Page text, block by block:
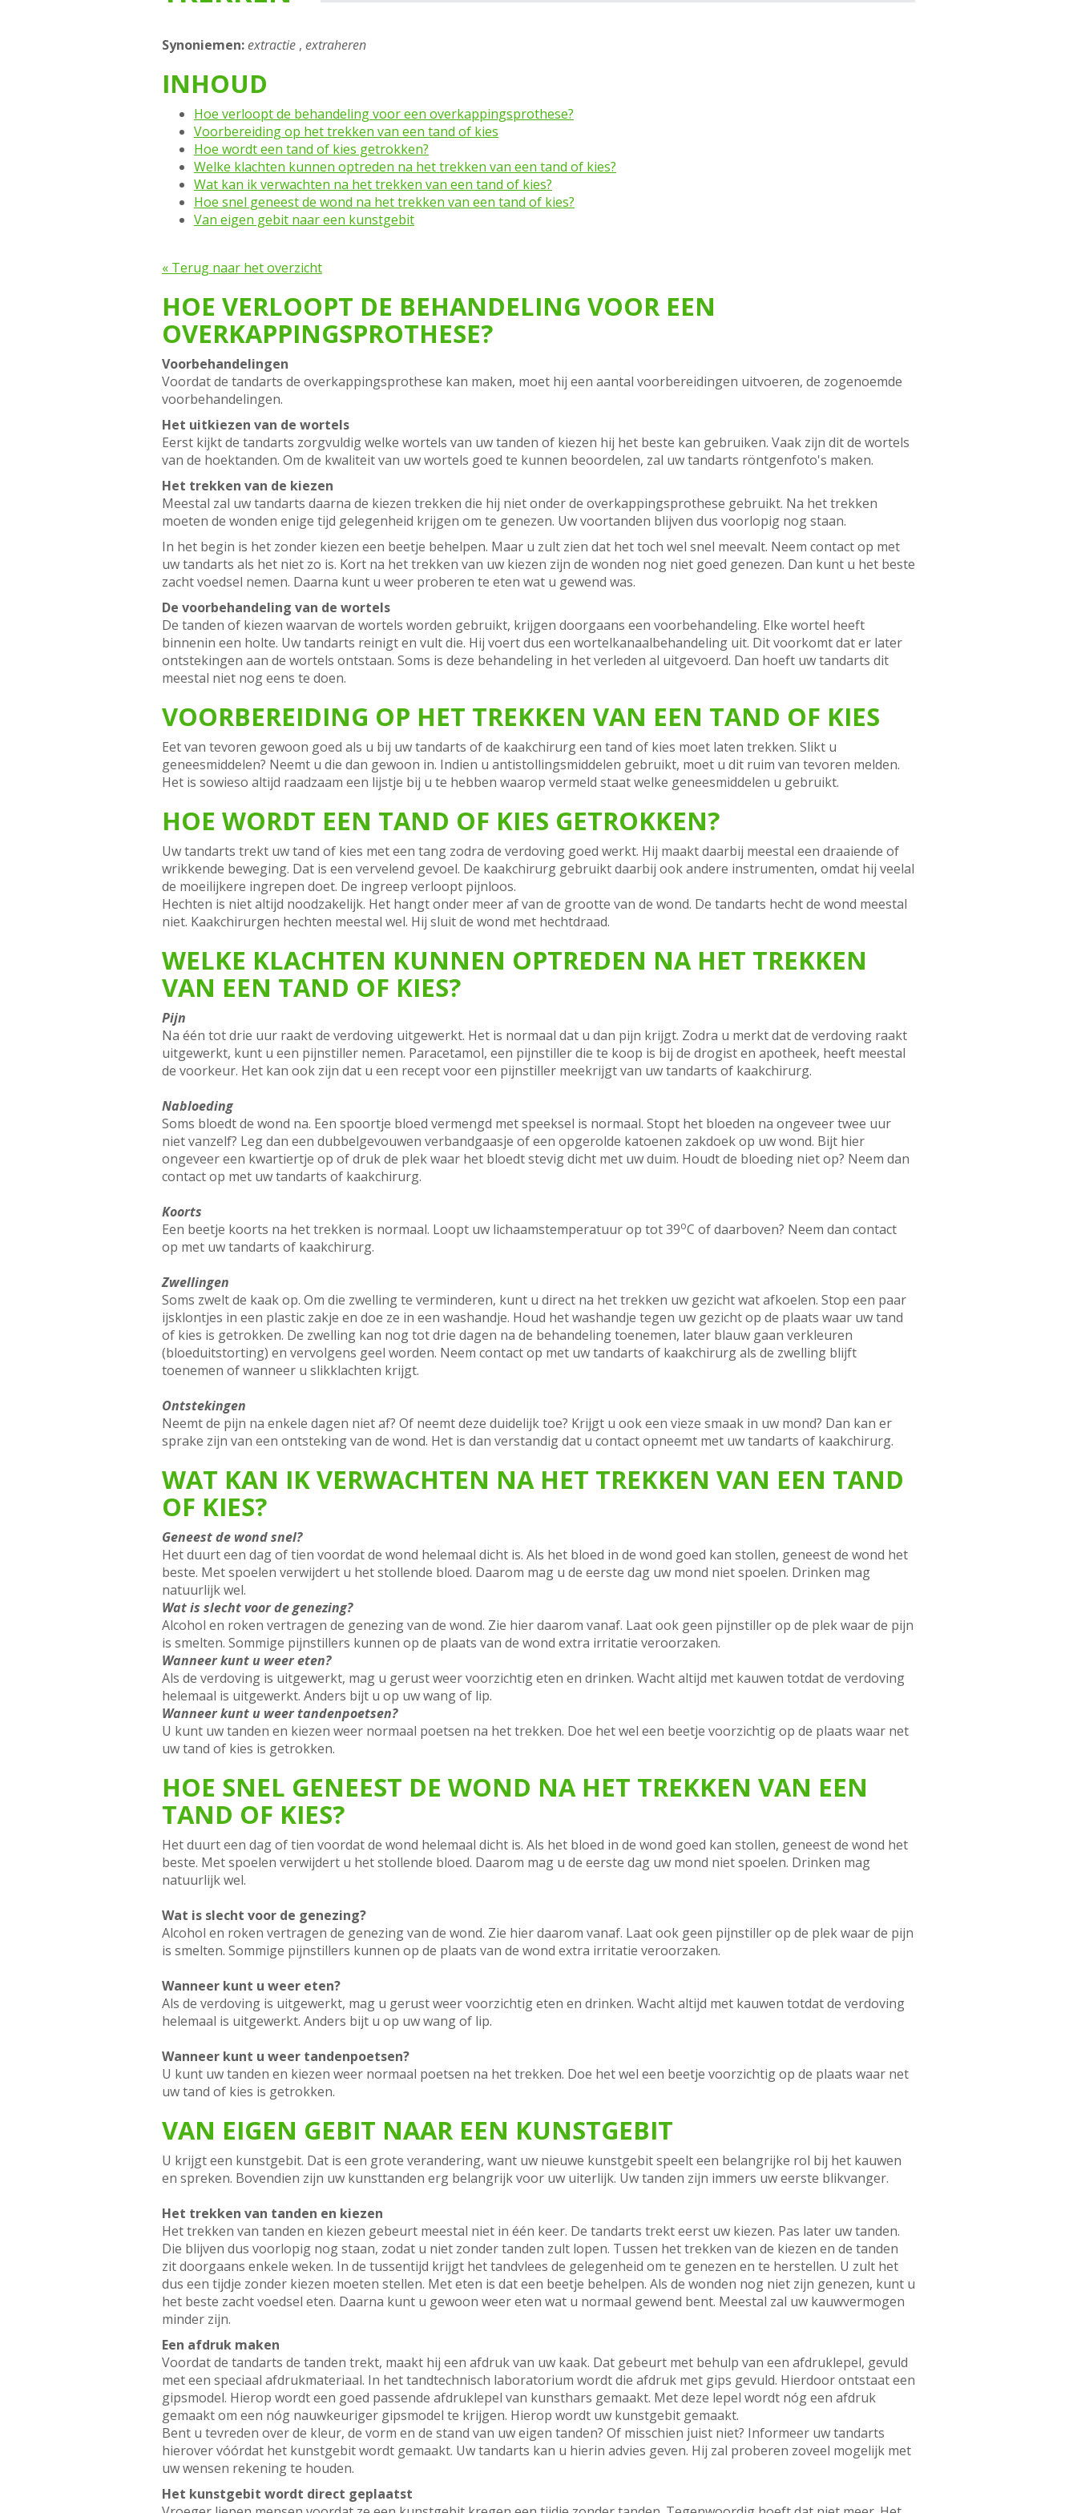
Synoniemen:extractie , extraheren
INHOUD
Hoe verloopt de behandeling voor een overkappingsprothese?
Voorbereiding op het trekken van een tand of kies
Hoe wordt een tand of kies getrokken?
Welke klachten kunnen optreden na het trekken van een tand of kies?
Wat kan ik verwachten na het trekken van een tand of kies?
Hoe snel geneest de wond na het trekken van een tand of kies?
Van eigen gebit naar een kunstgebit
« Terug naar het overzicht
HOE VERLOOPT DE BEHANDELING VOOR EEN
OVERKAPPINGSPROTHESE?
Voorbehandelingen
Voordat de tandarts de overkappingsprothese kan maken, moet hij een aantal voorbereidingen uitvoeren, de zogenoemde
voorbehandelingen.
Het uitkiezen van de wortels
Eerst kijkt de tandarts zorgvuldig welke wortels van uw tanden of kiezen hij het beste kan gebruiken. Vaak zijn dit de wortels
van de hoektanden. Om de kwaliteit van uw wortels goed te kunnen beoordelen, zal uw tandarts röntgenfoto's maken.
Het trekken van de kiezen
Meestal zal uw tandarts daarna de kiezen trekken die hij niet onder de overkappingsprothese gebruikt. Na het trekken
moeten de wonden enige tijd gelegenheid krijgen om te genezen. Uw voortanden blijven dus voorlopig nog staan.
In het begin is het zonder kiezen een beetje behelpen. Maar u zult zien dat het toch wel snel meevalt. Neem contact op met
uw tandarts als het niet zo is. Kort na het trekken van uw kiezen zijn de wonden nog niet goed genezen. Dan kunt u het beste
zacht voedsel nemen. Daarna kunt u weer proberen te eten wat u gewend was.
De voorbehandeling van de wortels
De tanden of kiezen waarvan de wortels worden gebruikt, krijgen doorgaans een voorbehandeling. Elke wortel heeft
binnenin een holte. Uw tandarts reinigt en vult die. Hij voert dus een wortelkanaalbehandeling uit. Dit voorkomt dat er later
ontstekingen aan de wortels ontstaan. Soms is deze behandeling in het verleden al uitgevoerd. Dan hoeft uw tandarts dit
meestal niet nog eens te doen.
VOORBEREIDING OP HET TREKKEN VAN EEN TAND OF KIES
Eet van tevoren gewoon goed als u bij uw tandarts of de kaakchirurg een tand of kies moet laten trekken. Slikt u
geneesmiddelen? Neemt u die dan gewoon in. Indien u antistollingsmiddelen gebruikt, moet u dit ruim van tevoren melden.
Het is sowieso altijd raadzaam een lijstje bij u te hebben waarop vermeld staat welke geneesmiddelen u gebruikt.
HOE WORDT EEN TAND OF KIES GETROKKEN?
Uw tandarts trekt uw tand of kies met een tang zodra de verdoving goed werkt. Hij maakt daarbij meestal een draaiende of
wrikkende beweging. Dat is een vervelend gevoel. De kaakchirurg gebruikt daarbij ook andere instrumenten, omdat hij veelal
de moeilijkere ingrepen doet. De ingreep verloopt pijnloos.
Hechten is niet altijd noodzakelijk. Het hangt onder meer af van de grootte van de wond. De tandarts hecht de wond meestal
niet. Kaakchirurgen hechten meestal wel. Hij sluit de wond met hechtdraad.
WELKE KLACHTEN KUNNEN OPTREDEN NA HET TREKKEN
VAN EEN TAND OF KIES?
Pijn
Na één tot drie uur raakt de verdoving uitgewerkt. Het is normaal dat u dan pijn krijgt. Zodra u merkt dat de verdoving raakt
uitgewerkt, kunt u een pijnstiller nemen. Paracetamol, een pijnstiller die te koop is bij de drogist en apotheek, heeft meestal
de voorkeur. Het kan ook zijn dat u een recept voor een pijnstiller meekrijgt van uw tandarts of kaakchirurg.
Nabloeding
Soms bloedt de wond na. Een spoortje bloed vermengd met speeksel is normaal. Stopt het bloeden na ongeveer twee uur
niet vanzelf? Leg dan een dubbelgevouwen verbandgaasje of een opgerolde katoenen zakdoek op uw wond. Bijt hier
ongeveer een kwartiertje op of druk de plek waar het bloedt stevig dicht met uw duim. Houdt de bloeding niet op? Neem dan
contact op met uw tandarts of kaakchirurg.
Koorts
Een beetje koorts na het trekken is normaal. Loopt uw lichaamstemperatuur op tot 39oC of daarboven? Neem dan contact
op met uw tandarts of kaakchirurg.
Zwellingen
Soms zwelt de kaak op. Om die zwelling te verminderen, kunt u direct na het trekken uw gezicht wat afkoelen. Stop een paar
ijsklontjes in een plastic zakje en doe ze in een washandje. Houd het washandje tegen uw gezicht op de plaats waar uw tand
of kies is getrokken. De zwelling kan nog tot drie dagen na de behandeling toenemen, later blauw gaan verkleuren
(bloeduitstorting) en vervolgens geel worden. Neem contact op met uw tandarts of kaakchirurg als de zwelling blijft
toenemen of wanneer u slikklachten krijgt.
Ontstekingen
Neemt de pijn na enkele dagen niet af? Of neemt deze duidelijk toe? Krijgt u ook een vieze smaak in uw mond? Dan kan er
sprake zijn van een ontsteking van de wond. Het is dan verstandig dat u contact opneemt met uw tandarts of kaakchirurg.
WAT KAN IK VERWACHTEN NA HET TREKKEN VAN EEN TAND
OF KIES?
Geneest de wond snel?
Het duurt een dag of tien voordat de wond helemaal dicht is. Als het bloed in de wond goed kan stollen, geneest de wond het
beste. Met spoelen verwijdert u het stollende bloed. Daarom mag u de eerste dag uw mond niet spoelen. Drinken mag
natuurlijk wel.
Wat is slecht voor de genezing?
Alcohol en roken vertragen de genezing van de wond. Zie hier daarom vanaf. Laat ook geen pijnstiller op de plek waar de pijn
is smelten. Sommige pijnstillers kunnen op de plaats van de wond extra irritatie veroorzaken.
Wanneer kunt u weer eten?
Als de verdoving is uitgewerkt, mag u gerust weer voorzichtig eten en drinken. Wacht altijd met kauwen totdat de verdoving
helemaal is uitgewerkt. Anders bijt u op uw wang of lip.
Wanneer kunt u weer tandenpoetsen?
U kunt uw tanden en kiezen weer normaal poetsen na het trekken. Doe het wel een beetje voorzichtig op de plaats waar net
uw tand of kies is getrokken.
HOE SNEL GENEEST DE WOND NA HET TREKKEN VAN EEN
TAND OF KIES?
Het duurt een dag of tien voordat de wond helemaal dicht is. Als het bloed in de wond goed kan stollen, geneest de wond het
beste. Met spoelen verwijdert u het stollende bloed. Daarom mag u de eerste dag uw mond niet spoelen. Drinken mag
natuurlijk wel.
Wat is slecht voor de genezing?
Alcohol en roken vertragen de genezing van de wond. Zie hier daarom vanaf. Laat ook geen pijnstiller op de plek waar de pijn
is smelten. Sommige pijnstillers kunnen op de plaats van de wond extra irritatie veroorzaken.
Wanneer kunt u weer eten?
Als de verdoving is uitgewerkt, mag u gerust weer voorzichtig eten en drinken. Wacht altijd met kauwen totdat de verdoving
helemaal is uitgewerkt. Anders bijt u op uw wang of lip.
Wanneer kunt u weer tandenpoetsen?
U kunt uw tanden en kiezen weer normaal poetsen na het trekken. Doe het wel een beetje voorzichtig op de plaats waar net
uw tand of kies is getrokken.
VAN EIGEN GEBIT NAAR EEN KUNSTGEBIT
U krijgt een kunstgebit. Dat is een grote verandering, want uw nieuwe kunstgebit speelt een belangrijke rol bij het kauwen
en spreken. Bovendien zijn uw kunsttanden erg belangrijk voor uw uiterlijk. Uw tanden zijn immers uw eerste blikvanger.
Het trekken van tanden en kiezen
Het trekken van tanden en kiezen gebeurt meestal niet in één keer. De tandarts trekt eerst uw kiezen. Pas later uw tanden.
Die blijven dus voorlopig nog staan, zodat u niet zonder tanden zult lopen. Tussen het trekken van de kiezen en de tanden
zit doorgaans enkele weken. In de tussentijd krijgt het tandvlees de gelegenheid om te genezen en te herstellen. U zult het
dus een tijdje zonder kiezen moeten stellen. Met eten is dat een beetje behelpen. Als de wonden nog niet zijn genezen, kunt u
het beste zacht voedsel eten. Daarna kunt u gewoon weer eten wat u normaal gewend bent. Meestal zal uw kauwvermogen
minder zijn.
Een afdruk maken
Voordat de tandarts de tanden trekt, maakt hij een afdruk van uw kaak. Dat gebeurt met behulp van een afdruklepel, gevuld
met een speciaal afdrukmateriaal. In het tandtechnisch laboratorium wordt die afdruk met gips gevuld. Hierdoor ontstaat een
gipsmodel. Hierop wordt een goed passende afdruklepel van kunsthars gemaakt. Met deze lepel wordt nóg een afdruk
gemaakt om een nóg nauwkeuriger gipsmodel te krijgen. Hierop wordt uw kunstgebit gemaakt.
Bent u tevreden over de kleur, de vorm en de stand van uw eigen tanden? Of misschien juist niet? Informeer uw tandarts
hierover vóórdat het kunstgebit wordt gemaakt. Uw tandarts kan u hierin advies geven. Hij zal proberen zoveel mogelijk met
uw wensen rekening te houden.
Het kunstgebit wordt direct geplaatst